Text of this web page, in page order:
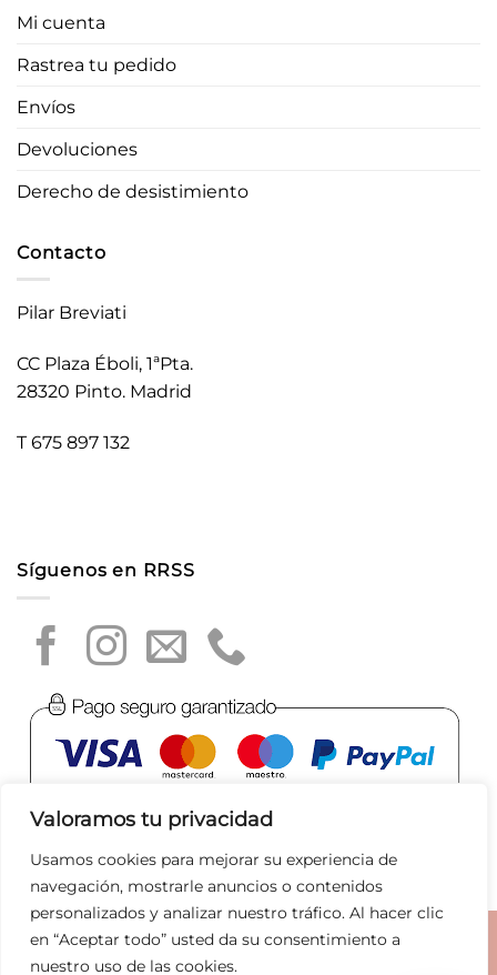
Valoramos tu privacidad
Usamos cookies para mejorar su experiencia de
navegación, mostrarle anuncios o contenidos
personalizados y analizar nuestro tráfico. Al hacer clic
en “Aceptar todo” usted da su consentimiento a
nuestro uso de las cookies.
Mi cuenta
Rastrea tu pedido
Envíos
Devoluciones
Derecho de desistimiento
Contacto
Pilar Breviati
CC Plaza Éboli, 1ªPta.
28320 Pinto. Madrid
T 675 897 132
Síguenos en RRSS
Aviso legal|Política de privacidad|Política de Cookies
Condiciones de compra